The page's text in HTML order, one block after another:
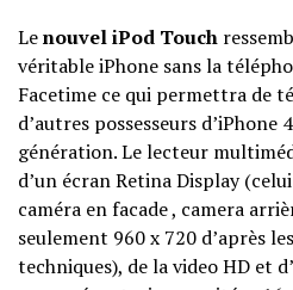
Lenouvel iPod Touch
véritable iPhone sans la
Facetime ce qui permettra de
d’autres possesseurs
génération. Le lecteur
d’un écran Retina Display
caméra en facade , camera
seulement 960 x 720 d’après
techniques), de la video HD et